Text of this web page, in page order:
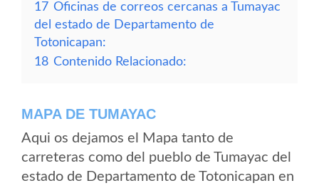
17 Oficinas de correos cercanas a Tumayac
del estado de Departamento de
Totonicapan:
18 Contenido Relacionado:
MAPA DE TUMAYAC
Aqui os dejamos el Mapa tanto de
carreteras como del pueblo de Tumayac del
estado de Departamento de Totonicapan en